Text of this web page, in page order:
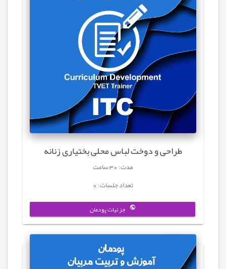
طراحی و دوخت لباس محلی بختیاری زنانه
مدت: 30 ساعت
تعداد جلسات: 0
جزئیات پودمان